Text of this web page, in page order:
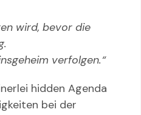
wird, bevor die
verfolgen.“
hidden Agenda
bei der